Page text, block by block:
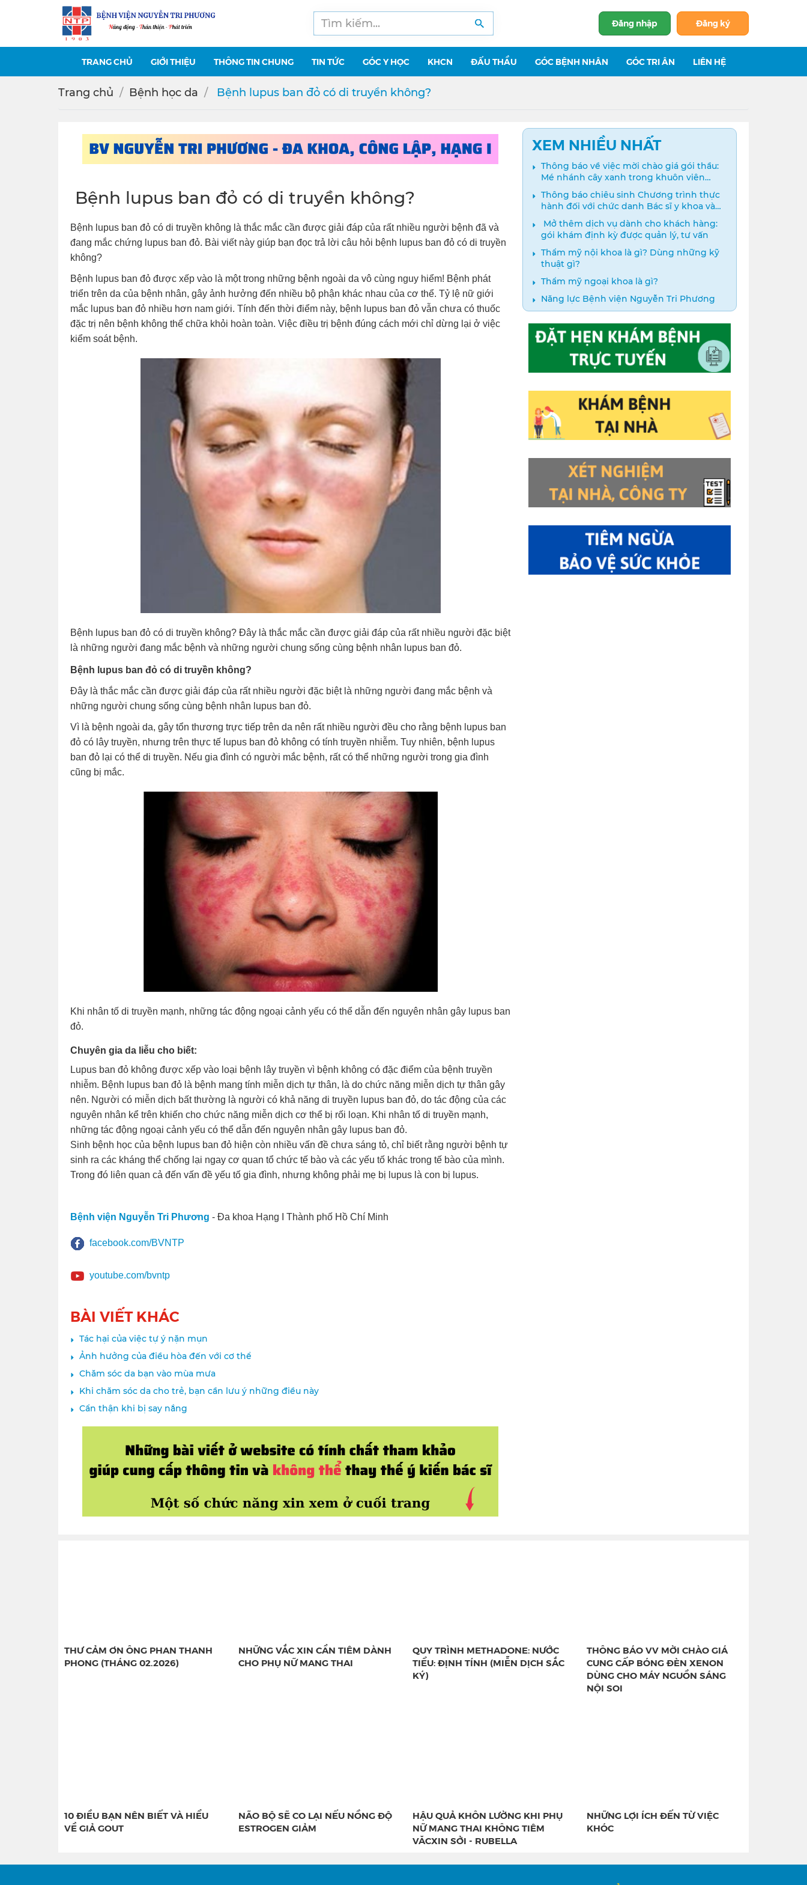
Đăng nhập Đăng ký
TRANG CHỦ GIỚI THIỆU THÔNG TIN CHUNG TIN TỨC GÓC Y HỌC KHCN ĐẤU THẦU GÓC BỆNH NHÂN GÓC TRI ÂN LIÊN HỆ
Trang chủ Bệnh học da ️ Bệnh lupus ban đỏ có di truyền không?
️ Bệnh lupus ban đỏ có di truyền không?
Bệnh lupus ban đỏ có di truyền không là thắc mắc cần được giải đáp của rất nhiều người bệnh đã và
đang mắc chứng lupus ban đỏ. Bài viết này giúp bạn đọc trả lời câu hỏi bệnh lupus ban đỏ có di truyền
không?
Bệnh lupus ban đỏ được xếp vào là một trong những bệnh ngoài da vô cùng nguy hiểm! Bệnh phát
triển trên da của bệnh nhân, gây ảnh hưởng đến nhiều bộ phận khác nhau của cơ thể. Tỷ lệ nữ giới
mắc lupus ban đỏ nhiều hơn nam giới. Tính đến thời điểm này, bệnh lupus ban đỏ vẫn chưa có thuốc
đặc trị nên bệnh không thể chữa khỏi hoàn toàn. Việc điều trị bệnh đúng cách mới chỉ dừng lại ở việc
kiểm soát bệnh.
Bệnh lupus ban đỏ có di truyền không? Đây là thắc mắc cần được giải đáp của rất nhiều người đặc biệt
là những người đang mắc bệnh và những người chung sống cùng bệnh nhân lupus ban đỏ.
Bệnh lupus ban đỏ có di truyền không?
Đây là thắc mắc cần được giải đáp của rất nhiều người đặc biệt là những người đang mắc bệnh và
những người chung sống cùng bệnh nhân lupus ban đỏ.
Vì là bệnh ngoài da, gây tổn thương trực tiếp trên da nên rất nhiều người đều cho rằng bệnh lupus ban
đỏ có lây truyền, nhưng trên thực tế lupus ban đỏ không có tính truyền nhiễm. Tuy nhiên, bệnh lupus
ban đỏ lại có thể di truyền. Nếu gia đình có người mắc bệnh, rất có thể những người trong gia đình
cũng bị mắc.
Khi nhân tố di truyền mạnh, những tác động ngoại cảnh yếu có thể dẫn đến nguyên nhân gây lupus ban
đỏ.
Chuyên gia da liễu cho biết:
Lupus ban đỏ không được xếp vào loại bệnh lây truyền vì bệnh không có đặc điểm của bệnh truyền
nhiễm. Bệnh lupus ban đỏ là bệnh mang tính miễn dịch tự thân, là do chức năng miễn dịch tự thân gây
nên. Người có miễn dịch bất thường là người có khả năng di truyền lupus ban đỏ, do tác động của các
nguyên nhân kể trên khiến cho chức năng miễn dịch cơ thể bị rối loạn. Khi nhân tố di truyền mạnh,
những tác động ngoại cảnh yếu có thể dẫn đến nguyên nhân gây lupus ban đỏ.
Sinh bệnh học của bệnh lupus ban đỏ hiện còn nhiều vấn đề chưa sáng tỏ, chỉ biết rằng người bệnh tự
sinh ra các kháng thể chống lại ngay cơ quan tổ chức tế bào và các yếu tố khác trong tế bào của mình.
Trong đó liên quan cả đến vấn đề yếu tố gia đình, nhưng không phải mẹ bị lupus là con bị lupus.
Bệnh viện Nguyễn Tri Phương - Đa khoa Hạng I Thành phố Hồ Chí Minh
facebook.com/BVNTP
youtube.com/bvntp
BÀI VIẾT KHÁC
Tác hại của việc tự ý nặn mụn
Ảnh hưởng của điều hòa đến với cơ thể
Chăm sóc da bạn vào mùa mưa
Khi chăm sóc da cho trẻ, bạn cần lưu ý những điều này
Cẩn thận khi bị say nắng
XEM NHIỀU NHẤT
Thông báo về việc mời chào giá gói thầu:
Mé nhánh cây xanh trong khuôn viên
bệnh viện
Thông báo chiêu sinh Chương trình thực
hành đối với chức danh Bác sĩ y khoa và
Điều dưỡng năm 2024
️ Mở thêm dịch vụ dành cho khách hàng:
gói khám định kỳ được quản lý, tư vấn
Thẩm mỹ nội khoa là gì? Dùng những kỹ
thuật gì?
Thẩm mỹ ngoại khoa là gì?
Năng lực Bệnh viện Nguyễn Tri Phương
THƯ CẢM ƠN ÔNG PHAN THANH
PHONG (THÁNG 02.2026)
NHỮNG VẮC XIN CẦN TIÊM DÀNH
CHO PHỤ NỮ MANG THAI
QUY TRÌNH METHADONE: NƯỚC
TIỂU: ĐỊNH TÍNH (MIỄN DỊCH SẮC
KÝ)
THÔNG BÁO VV MỜI CHÀO GIÁ
CUNG CẤP BÓNG ĐÈN XENON
DÙNG CHO MÁY NGUỒN SÁNG
NỘI SOI
10 ĐIỀU BẠN NÊN BIẾT VÀ HIỂU
VỀ GIẢ GOUT
NÃO BỘ SẼ CO LẠI NẾU NỒNG ĐỘ
ESTROGEN GIẢM
HẬU QUẢ KHÔN LƯỜNG KHI PHỤ
NỮ MANG THAI KHÔNG TIÊM
VĂCXIN SỞI - RUBELLA
NHỮNG LỢI ÍCH ĐẾN TỪ VIỆC
KHÓC